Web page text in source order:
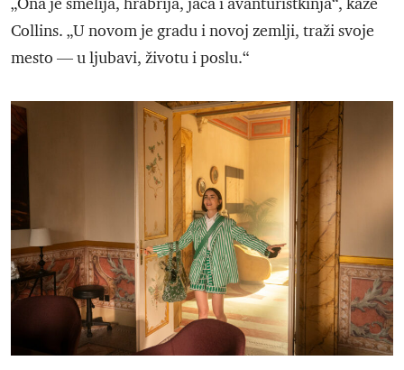
Collins. „U novom je gradu i novoj zemlji, traži svoje
mesto — u ljubavi, životu i poslu.“